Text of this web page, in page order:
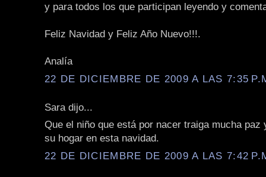
y para todos los que participan leyendo y
Feliz Navidad y Feliz Año Nuevo!!!.
Analía
22 DE DICIEMBRE DE 2009 A LAS 7:35
Sara dijo...
Que el niño que está por nacer traiga mucha paz
su hogar en esta navidad.
22 DE DICIEMBRE DE 2009 A LAS 7:42